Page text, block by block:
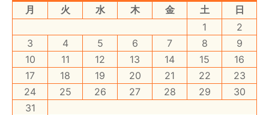
月
火 水 木 金 土
日
1
2
3
4 5 6 7 8
9
10
11 12 13 14 15
16
17
18 19 20 21 22
23
24
25 26 27 28 29
30
31